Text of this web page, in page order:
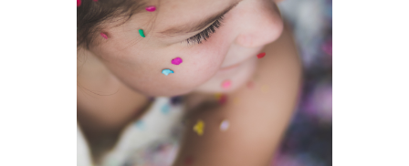
Contatti
ACCESSO PER FORNITORI